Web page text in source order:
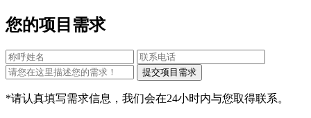
您的项目需求
*请认真填写需求信息，我们会在24小时内与您取得联系。